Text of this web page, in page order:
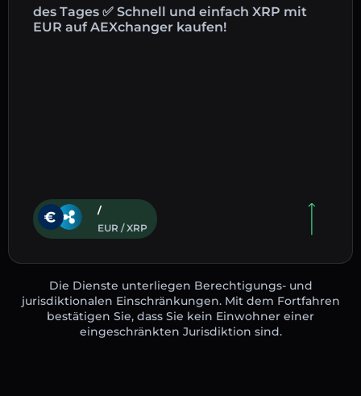
des Tages ✅ Schnell und einfach XRP mit
EUR auf AEXchanger kaufen!
/
EUR / XRP
Die Dienste unterliegen Berechtigungs- und
jurisdiktionalen Einschränkungen. Mit dem Fortfahren
bestätigen Sie, dass Sie kein Einwohner einer
eingeschränkten Jurisdiktion sind.